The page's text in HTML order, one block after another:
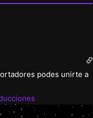
podes unirte a